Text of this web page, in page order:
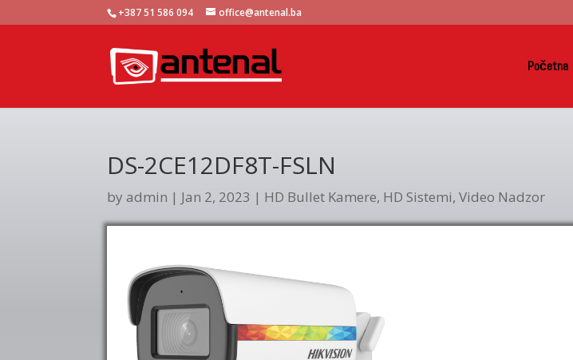
+387 51 586 094 office@antenal.ba
Početna
DS-2CE12DF8T-FSLN
byadmin | Jan 2, 2023 | HD Bullet Kamere, HD Sistemi,Video Nadzor